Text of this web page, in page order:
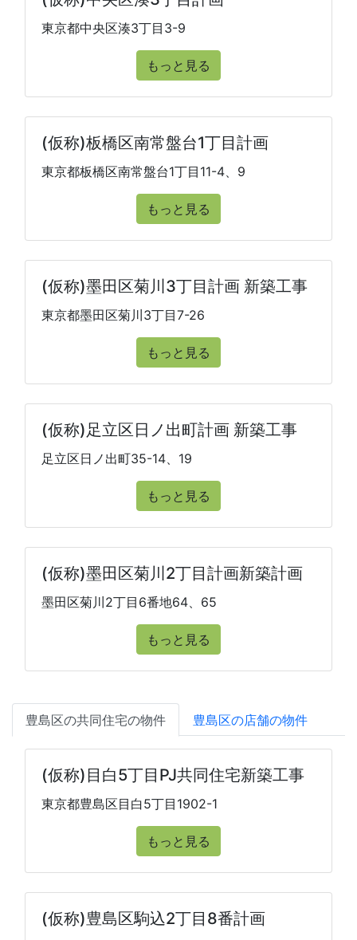
東京都中央区湊3丁目3-9
もっと見る
(仮称)板橋区南常盤台1丁目計画
東京都板橋区南常盤台1丁目11-4、9
もっと見る
(仮称)墨田区菊川3丁目計画 新築工事
東京都墨田区菊川3丁目7-26
もっと見る
(仮称)足立区日ノ出町計画 新築工事
足立区日ノ出町35-14、19
もっと見る
(仮称)墨田区菊川2丁目計画新築計画
墨田区菊川2丁目6番地64、65
もっと見る
豊島区の共同住宅の物件 豊島区の店舗の物件
(仮称)目白5丁目PJ共同住宅新築工事
東京都豊島区目白5丁目1902-1
もっと見る
(仮称)豊島区駒込2丁目8番計画